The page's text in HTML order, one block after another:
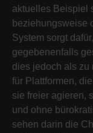
aktuelles Beispiel
beziehungsweise
System sorgt
gegebenenfalls
dies jedoch als zu
für Plattformen,
sie freier agieren,
und ohne
sehen darin die